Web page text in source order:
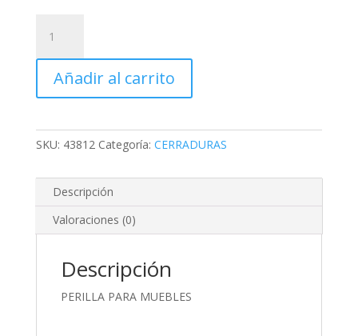
PARA
MUEBLES
cantidad
Añadir al carrito
SKU: 43812 Categoría: CERRADURAS
Descripción
Valoraciones (0)
Descripción
PERILLA PARA MUEBLES